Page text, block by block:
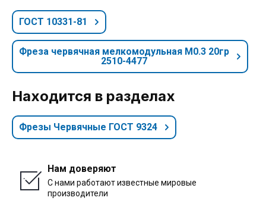
ГОСТ 10331-81
Фреза червячная мелкомодульная М0.3 20гр
2510-4477
Находится в разделах
Фрезы Червячные ГОСТ 9324
Нам доверяют
С нами работают известные мировые
производители